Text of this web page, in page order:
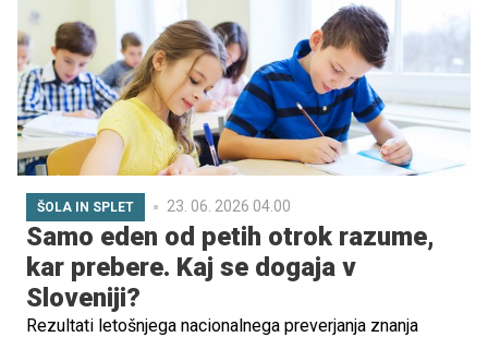
pozabljenega otroka".
ŠOLA IN SPLET 23. 06. 2026 04.00
Samo eden od petih otrok razume,
kar prebere. Kaj se dogaja v
Sloveniji?
Rezultati letošnjega nacionalnega preverjanja znanja